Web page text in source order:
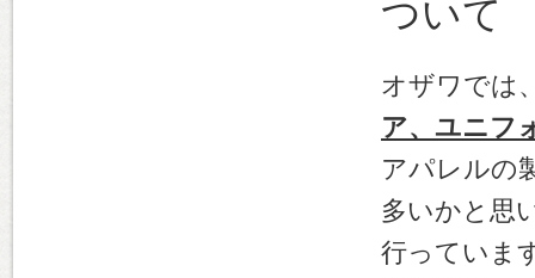
オザワでは
ア、ユニフ
アパレルの
多いかと思
行っていま